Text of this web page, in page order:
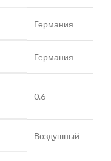
Германия
Германия
0.6
Воздушный